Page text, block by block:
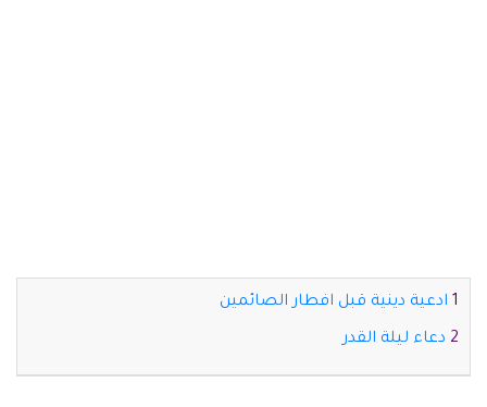
ادعية دينية قبل افطار الصائمين
دعاء ليلة القدر